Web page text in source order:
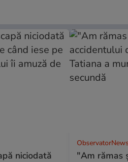
niciodată
"Am rămas